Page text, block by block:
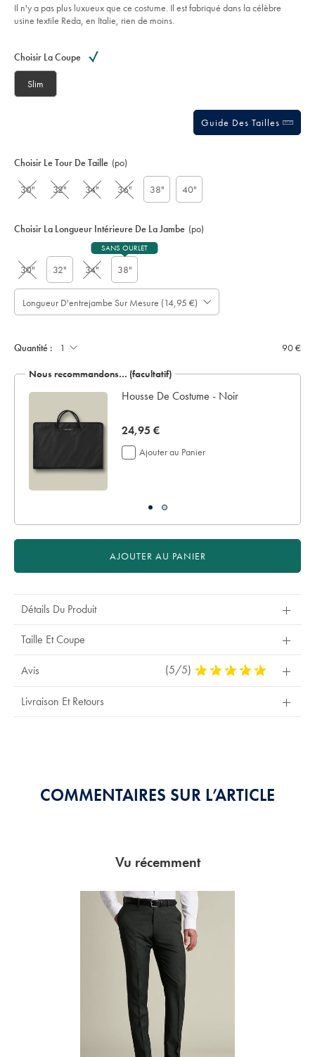
pied-
de-
poule-
vert-
for%C3%AAt/SUL0401FRG.html?
sourceCode=frdefault
stars
Il n'y a pas plus luxueux que ce costume. Il est fabriqué dans la célèbre
usine textile Reda, en Italie, rien de moins.
Actions
cart
Choisir La Coupe
Slim
Guide Des Tailles
Choisir Le Tour De Taille (po)
30" 32" 34" 36" 38" 40"
Choisir La Longueur Intérieure De La Jambe (po)
30" 32" 34" 38"
SANS OURLET
Longueur D'entrejambe Sur Mesure (14,95 €)
noter
Prévoir
jours
supplémentaires
pour
livraison
votre
vous
pour
pour
only:
Quantité : 90 €
Nous recommandons… (facultatif)
Housse De Costume - Noir
now
24,95
€
24,95 €
Ajouter au Panier
AJOUTER AU PANIER
Détails Du Produit
Taille Et Coupe
Avis (5/5) 5
Livraison Et Retours
COMMENTAIRES SUR L’ARTICLE
Vu récemment